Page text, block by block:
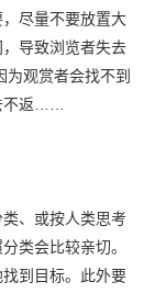
尽量不要放置大
导致浏览者失去
为观赏者会找不到
不返……
、或按人类思考
类会比较亲切。
到目标。此外要